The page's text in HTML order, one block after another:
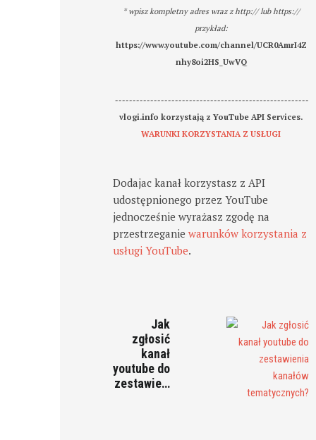
* wpisz kompletny adres wraz z http:// lub https://
przykład:
https://www.youtube.com/channel/UCR0AmrI4Z
nhy8oi2HS_UwVQ
-------------------------------------------------------
vlogi.info korzystają z YouTube API Services.
WARUNKI KORZYSTANIA Z USŁUGI
Dodajac kanał korzystasz z API
udostępnionego przez YouTube
jednocześnie wyrażasz zgodę na
przestrzeganiewarunków korzystania z
usługi YouTube.
Jak
zgłosić
kanał
youtube do
zestawie…